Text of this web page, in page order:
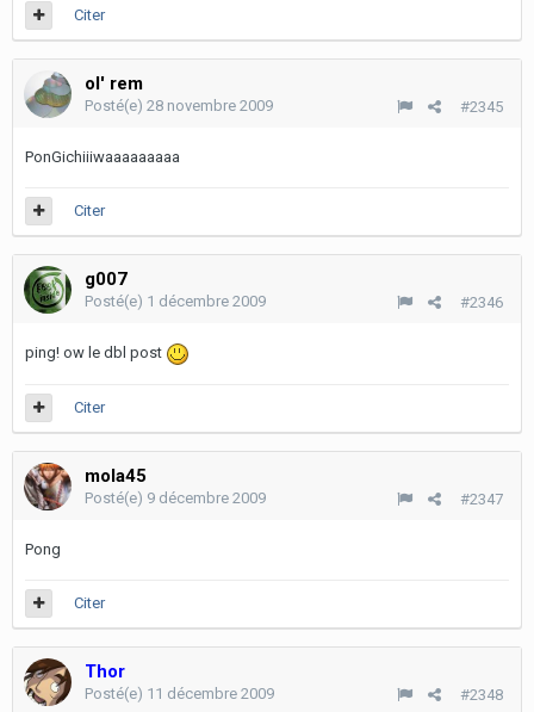
Citer
ol' rem
#2345
Posté(e) 28 novembre 2009
PonGichiiiwaaaaaaaaa
Citer
g007
#2346
Posté(e) 1 décembre 2009
ping! ow le dbl post
Citer
mola45
#2347
Posté(e) 9 décembre 2009
Pong
Citer
Thor
#2348
Posté(e) 11 décembre 2009